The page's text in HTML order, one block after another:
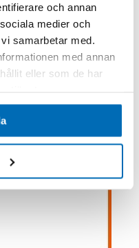
och annan
medier och
samarbetar med.
med annan
eller som de har